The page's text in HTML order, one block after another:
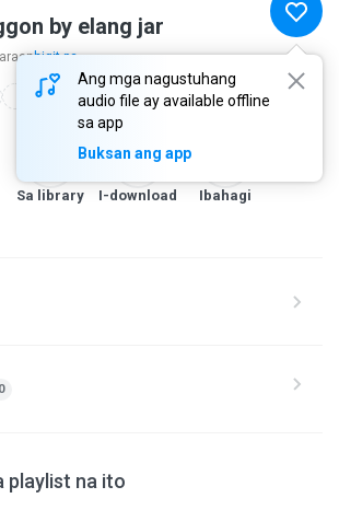
Ang mga nagustuhang
audio file ay available offline
sa app
Buksan ang app
by elang jar
higit pa...
Lagu Cirebonan by elang jar itih s
Sa library I-download Ibahagi
0
playlist na ito